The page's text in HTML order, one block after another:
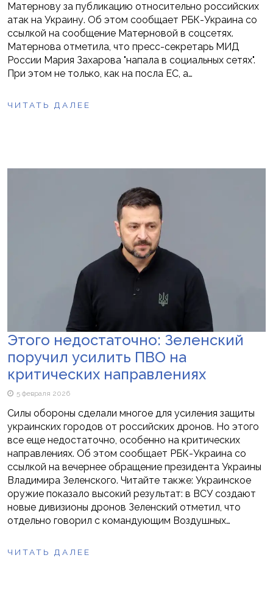
Матернову за публикацию относительно российских
атак на Украину. Об этом сообщает РБК-Украина со
ссылкой на сообщение Матерновой в соцсетях.
Матернова отметила, что пресс-секретарь МИД
России Мария Захарова "напала в социальных сетях".
При этом не только, как на посла ЕС, а…
ЧИТАТЬ ДАЛЕЕ
Этого недостаточно: Зеленский
поручил усилить ПВО на
критических направлениях
5 февраля 2026
Силы обороны сделали многое для усиления защиты
украинских городов от российских дронов. Но этого
все еще недостаточно, особенно на критических
направлениях. Об этом сообщает РБК-Украина со
ссылкой на вечернее обращение президента Украины
Владимира Зеленского. Читайте также: Украинское
оружие показало высокий результат: в ВСУ создают
новые дивизионы дронов Зеленский отметил, что
отдельно говорил с командующим Воздушных…
ЧИТАТЬ ДАЛЕЕ